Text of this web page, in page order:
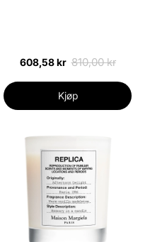
608,58 kr 810,00 kr
Kjøp